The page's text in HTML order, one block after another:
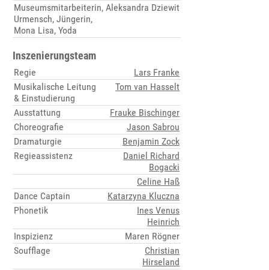
Museumsmitarbeiterin,
Urmensch, Jüngerin,
Mona Lisa, Yoda
Aleksandra Dziewit
Inszenierungsteam
Regie
Lars Franke
Musikalische Leitung
& Einstudierung
Tom van Hasselt
Ausstattung
Frauke Bischinger
Choreografie
Jason Sabrou
Dramaturgie
Benjamin Zock
Regieassistenz
Daniel Richard
Bogacki
Celine Haß
Dance Captain
Katarzyna Kluczna
Phonetik
Ines Venus
Heinrich
Inspizienz
Maren Rögner
Soufflage
Christian
Hirseland